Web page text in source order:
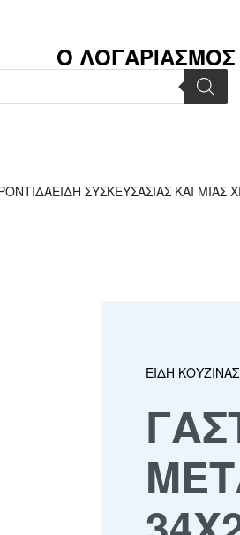
Ο
ΕΙΔΗ ΣΥΣΚΕΥΣΑΣΙΑΣ ΚΑΙ ΜΙΑΣ
ΕΙΔΗ ΚΟΥΖΙΝΑΣ